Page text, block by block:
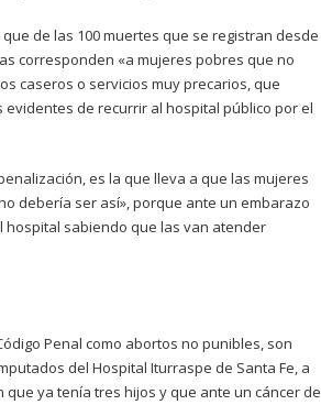
de las 100 muertes que se registran desde
corresponden «a mujeres pobres que no
caseros o servicios muy precarios, que
de recurrir al hospital público por el
es la que lleva a que las mujeres
debería ser así», porque ante un embarazo
sabiendo que las van atender
Penal como abortos no punibles, son
del Hospital Iturraspe de Santa Fe, a
ya tenía tres hijos y que ante un cáncer de